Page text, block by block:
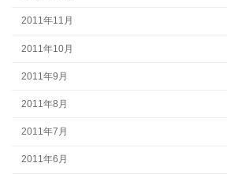
2011年11月
2011年10月
2011年9月
2011年8月
2011年7月
2011年6月